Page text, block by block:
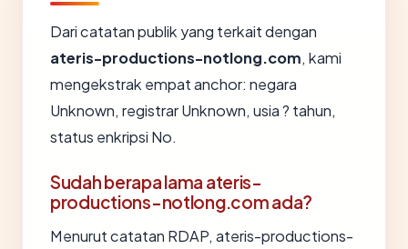
Dari catatan publik yang terkait dengan
ateris-productions-notlong.com, kami
mengekstrak empat anchor: negara
Unknown, registrar Unknown, usia ? tahun,
status enkripsi No.
Sudah berapa lama ateris-
productions-notlong.com ada?
Menurut catatan RDAP, ateris-productions-